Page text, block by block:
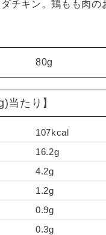
チキン。鶏もも肉の
80g
当たり】
107kcal
16.2g
4.2g
1.2g
0.9g
0.3g